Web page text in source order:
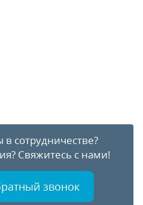
сотрудничестве?
Свяжитесь с нами!
звонок